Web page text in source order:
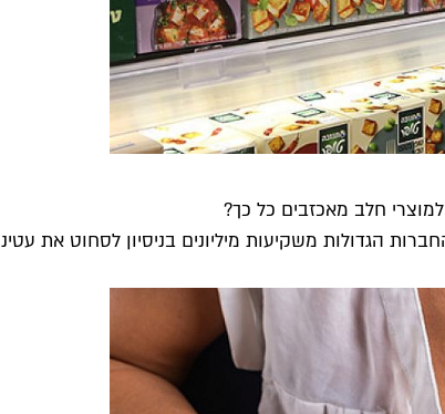
חלב מאכזבים כל כך?
הגדולות משקיעות מיליונים בניסיון לסחוט את